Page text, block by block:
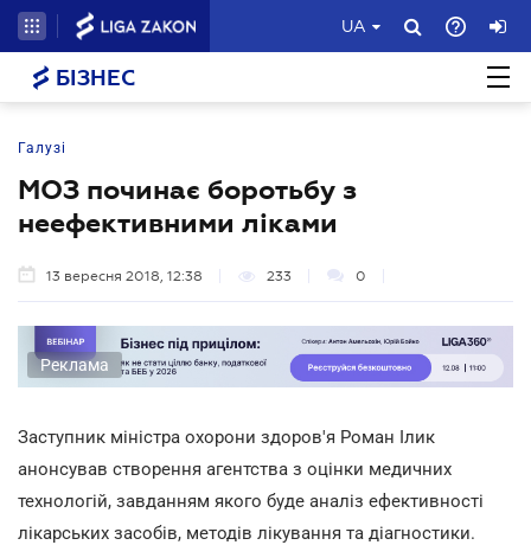
UA
БІЗНЕС
Галузі
МОЗ починає боротьбу з
неефективними ліками
13 вересня 2018, 12:38 233 0
Реклама
Заступник міністра охорони здоров'я Роман Ілик
анонсував створення агентства з оцінки медичних
технологій, завданням якого буде аналіз ефективності
лікарських засобів, методів лікування та діагностики.